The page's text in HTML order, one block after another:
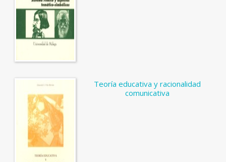
Teoría educativa y racionalidad
comunicativa